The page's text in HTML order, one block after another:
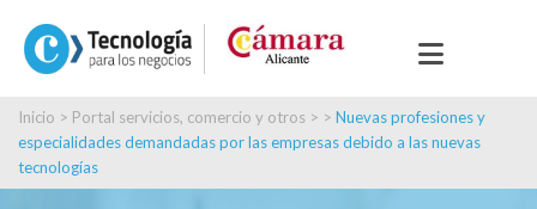
Inicio > Portal servicios, comercio y otros > > Nuevas profesiones y
especialidades demandadas por las empresas debido a las nuevas
tecnologías